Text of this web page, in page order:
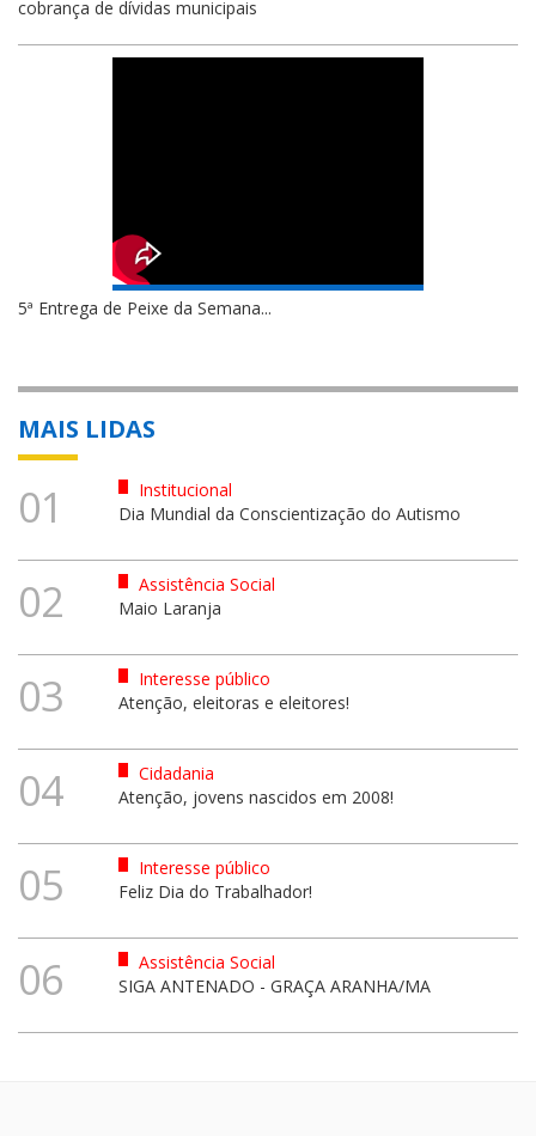
cobrança de dívidas municipais
5ª Entrega de Peixe da Semana...
MAIS LIDAS
01
Institucional
Dia Mundial da Conscientização do Autismo
02
Assistência Social
Maio Laranja
03
Interesse público
Atenção, eleitoras e eleitores!
04
Cidadania
Atenção, jovens nascidos em 2008!
05
Interesse público
Feliz Dia do Trabalhador!
06
Assistência Social
SIGA ANTENADO - GRAÇA ARANHA/MA